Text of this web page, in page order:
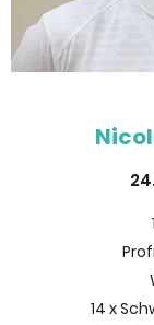
14 x